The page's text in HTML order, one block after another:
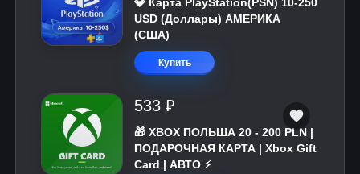
USD (Доллары) АМЕРИКА
(США)
Купить
533 ₽
🎁 XBOX ПОЛЬША 20 - 200 PLN |
ПОДАРОЧНАЯ КАРТА | Xbox Gift
Card | АВТО ⚡